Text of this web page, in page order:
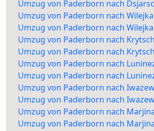
Umzug von Paderborn nach
Umzug von Paderborn nach Wilejka
Umzug von Paderborn nach Wilejka
Umzug von Paderborn nach
Umzug von Paderborn nach
Umzug von Paderborn nach
Umzug von Paderborn nach
Umzug von Paderborn nach
Umzug von Paderborn nach
Umzug von Paderborn nach
Umzug von Paderborn nach